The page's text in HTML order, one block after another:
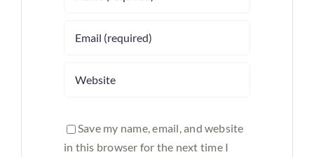
Save my name, email, and website
in this browser for the next time I